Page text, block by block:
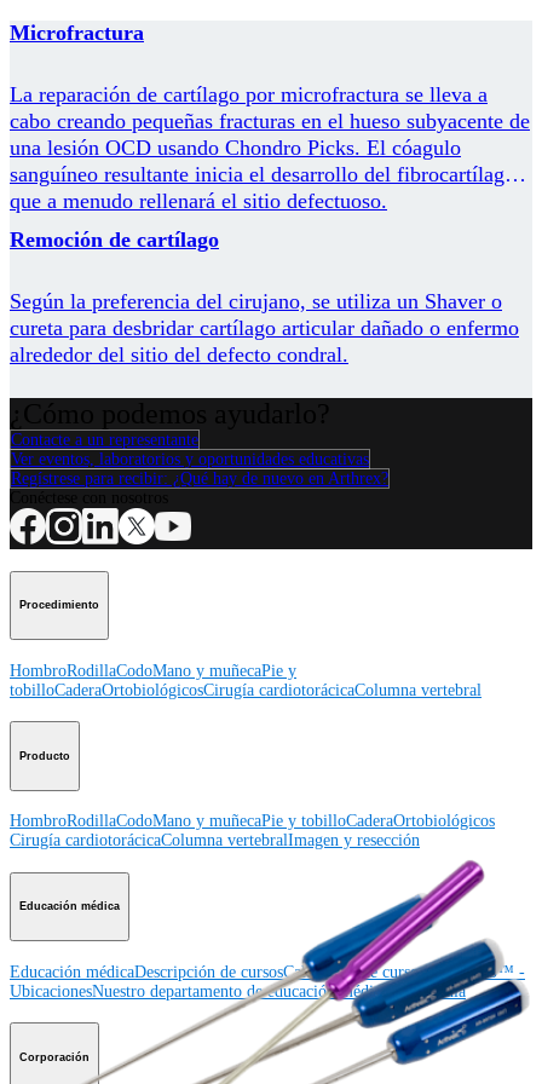
Microfractura
La reparación de cartílago por microfractura se lleva a
cabo creando pequeñas fracturas en el hueso subyacente de
una lesión OCD usando Chondro Picks. El cóagulo
sanguíneo resultante inicia el desarrollo del fibrocartílago,
que a menudo rellenará el sitio defectuoso.
Remoción de cartílago
Según la preferencia del cirujano, se utiliza un Shaver o
cureta para desbridar cartílago articular dañado o enfermo
alrededor del sitio del defecto condral.
Contacte a un representante
Ver eventos, laboratorios y oportunidades educativas
Regístrese para recibir: ¿Qué hay de nuevo en Arthrex?
Procedimiento
HombroRodillaCodoMano y muñecaPie y
tobilloCaderaOrtobiológicosCirugía cardiotorácicaColumna vertebral
Producto
HombroRodillaCodoMano y muñecaPie y tobilloCaderaOrtobiológicos
Cirugía cardiotorácicaColumna vertebralImagen y resección
Educación médica
Educación médicaDescripción de cursosCalendario de cursosArthroLab™ -
UbicacionesNuestro departamento de educación médicaOrthoPedia
Corporación